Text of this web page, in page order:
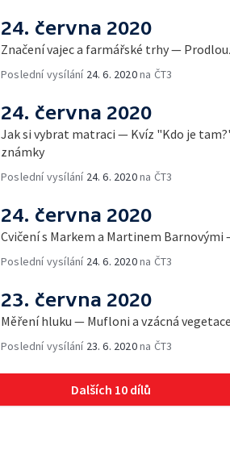
24. června 2020
Značení vajec a farmářské trhy —
Poslední vysílání 24. 6. 2020na ČT3
24. června 2020
Jak si vybrat matraci — Kvíz "Kdo je
známky
Poslední vysílání 24. 6. 2020na ČT3
24. června 2020
Cvičení s Markem a Martinem Barnovými
Poslední vysílání 24. 6. 2020na ČT3
23. června 2020
Měření hluku — Mufloni a vzácná
Poslední vysílání 23. 6. 2020na ČT3
Dalších 10 dílů